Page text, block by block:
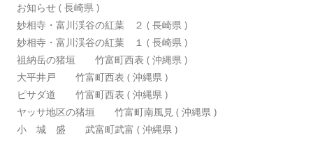
お知らせ ( 長崎県 )
妙相寺・富川渓谷の紅葉 ２ ( 長崎県 )
妙相寺・富川渓谷の紅葉 １ ( 長崎県 )
祖納岳の猪垣 竹富町西表 ( 沖縄県 )
大平井戸 竹富町西表 ( 沖縄県 )
ピサダ道 竹富町西表 ( 沖縄県 )
ヤッサ地区の猪垣 竹富町南風見 ( 沖縄県 )
小 城 盛 武富町武富 ( 沖縄県 )